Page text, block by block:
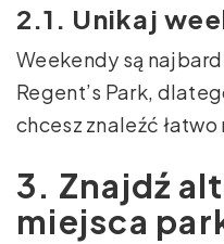
2.1. Unikaj
Weekendy są
Regent’s Park,
chcesz znaleźć
3. Znajdź
miejsca